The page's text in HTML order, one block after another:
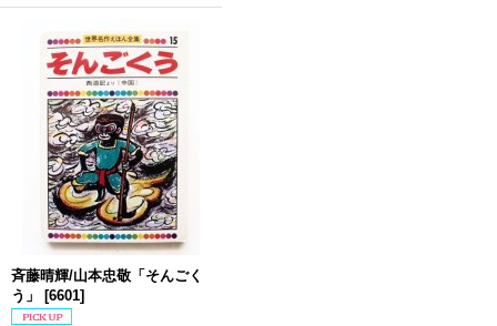
斉藤晴輝/山本忠敬「そんごく
う」
[6601]